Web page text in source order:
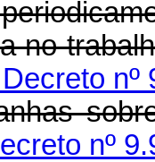
no
nº
nº